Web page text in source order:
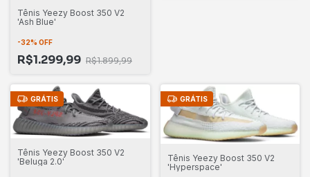
Tênis Yeezy Boost 350 V2
'Ash Blue'
-32% OFF
R$1.299,99 R$1.899,99
GRÁTIS
Tênis Yeezy Boost 350 V2
'Beluga 2.0'
GRÁTIS
Tênis Yeezy Boost 350 V2
'Hyperspace'